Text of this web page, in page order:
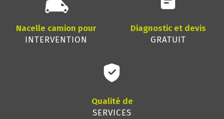
Nacelle camion pour
INTERVENTION
Diagnostic et devis
GRATUIT
Qualité de
SERVICES